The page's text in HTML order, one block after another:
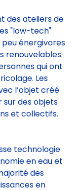
sociaux et
des ateliers de
"low-tech"
énergivores
renouvelables.
qui ont
Les
l’objet créé
sur des objets
technologie
en eau et